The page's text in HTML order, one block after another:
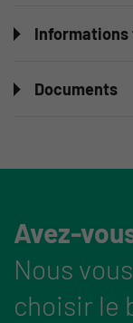
Documents
Avez-
Nous
choisir le